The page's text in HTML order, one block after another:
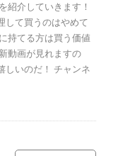
紹介していきます！
して買うのはやめて
持てる方は買う価値
動画が見れますの
しいのだ！ チャンネ